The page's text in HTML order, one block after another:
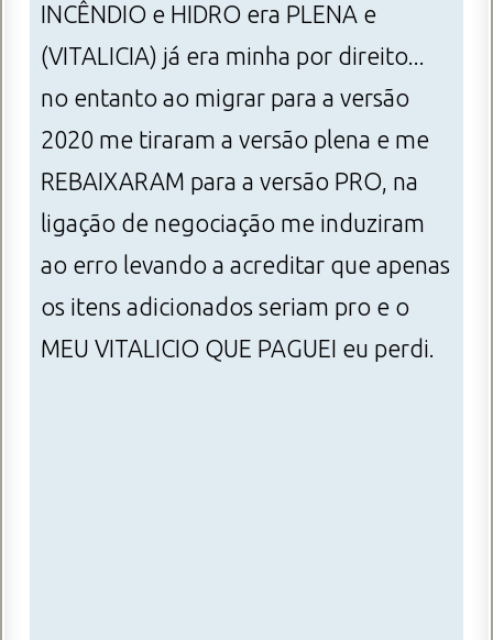
INCÊNDIO e HIDRO era PLENA e
(VITALICIA) já era minha por direito...
no entanto ao migrar para a versão
2020 me tiraram a versão plena e me
REBAIXARAM para a versão PRO, na
ligação de negociação me induziram
ao erro levando a acreditar que apenas
os itens adicionados seriam pro e o
MEU VITALICIO QUE PAGUEI eu perdi.